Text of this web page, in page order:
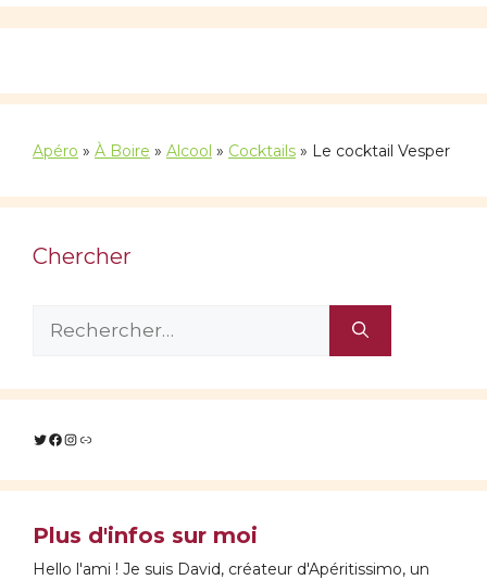
Apéro » À Boire » Alcool » Cocktails » Le cocktail Vesper
Chercher
Rechercher :
Twitter
Facebook
Instagram
Lien
Plus d'infos sur moi
Hello l'ami ! Je suis David, créateur d'Apéritissimo, un